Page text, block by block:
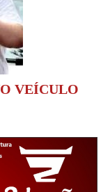
VEÍCULO